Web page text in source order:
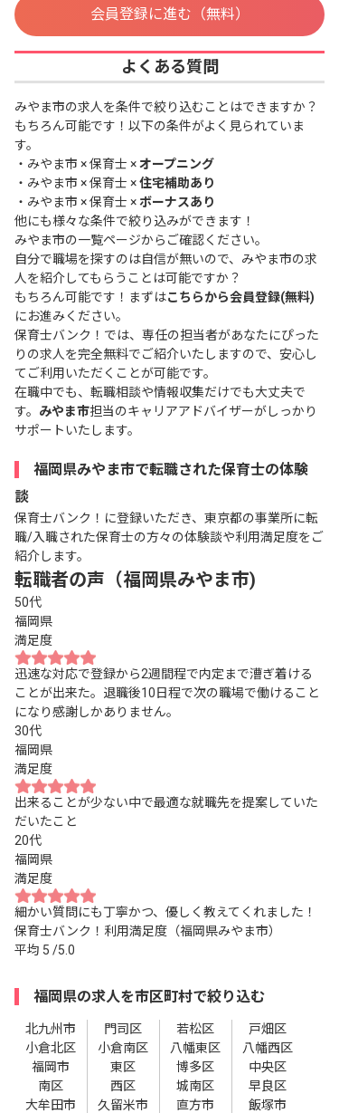
会員登録に進む（無料）
よくある質問
みやま市の求人を条件で絞り込むことはできますか？
もちろん可能です！以下の条件がよく見られていま
す。
・ みやま市 × 保育士 ×オープニング
・ みやま市 × 保育士 ×住宅補助あり
・ みやま市 × 保育士 ×ボーナスあり
他にも様々な条件で絞り込みができます！
みやま市の一覧ページからご確認ください。
自分で職場を探すのは自信が無いので、みやま市の求
人を紹介してもらうことは可能ですか？
もちろん可能です！まずはこちらから会員登録(無料)
にお進みください。
保育士バンク！では、専任の担当者があなたにぴった
りの求人を完全無料でご紹介いたしますので、安心し
てご利用いただくことが可能です。
在職中でも、転職相談や情報収集だけでも大丈夫で
す。 みやま市担当のキャリアアドバイザーがしっかり
サポートいたします。
福岡県みやま市で転職された保育士の体験
談
保育士バンク！に登録いただき、東京都の事業所に転
職/入職された保育士の方々の体験談や利用満足度をご
紹介します。
転職者の声（福岡県みやま市)
50代
福岡県
満足度
迅速な対応で登録から2週間程で内定まで漕ぎ着ける
ことが出来た。退職後10日程で次の職場で働けること
になり感謝しかありません。
30代
福岡県
満足度
出来ることが少ない中で最適な就職先を提案していた
だいたこと
20代
福岡県
満足度
細かい質問にも丁寧かつ、優しく教えてくれました！
保育士バンク！利用満足度（福岡県みやま市）
平均 5 /5.0
福岡県の求人を市区町村で絞り込む
北九州市 門司区 若松区
戸畑区
小倉北区
小倉南区 八幡東区
八幡西区
福岡市
東区 博多区
中央区
南区
西区 城南区
早良区
大牟田市
久留米市 直方市
飯塚市